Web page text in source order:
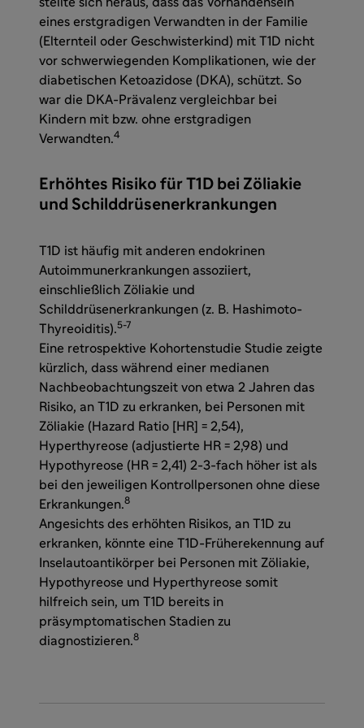
eines erstgradigen Verwandten in der Familie
(Elternteil oder Geschwisterkind) mit T1D nicht
vor schwerwiegenden Komplikationen, wie der
diabetischen Ketoazidose (DKA), schützt. So
war die DKA-Prävalenz vergleichbar bei
Kindern mit bzw. ohne erstgradigen
Verwandten.4
Erhöhtes Risiko für T1D bei Zöliakie
und Schilddrüsenerkrankungen
T1D ist häufig mit anderen endokrinen
Autoimmunerkrankungen assoziiert,
einschließlich Zöliakie und
Schilddrüsenerkrankungen (z. B. Hashimoto-
Thyreoiditis).5-7
Eine retrospektive Kohortenstudie Studie zeigte
kürzlich, dass während einer medianen
Nachbeobachtungszeit von etwa 2 Jahren das
Risiko, an T1D zu erkranken, bei Personen mit
Zöliakie (Hazard Ratio [HR] = 2,54),
Hyperthyreose (adjustierte HR = 2,98) und
Hypothyreose (HR = 2,41) 2-3-fach höher ist als
bei den jeweiligen Kontrollpersonen ohne diese
Erkrankungen.8
Angesichts des erhöhten Risikos, an T1D zu
erkranken, könnte eine T1D-Früherekennung auf
Inselautoantikörper bei Personen mit Zöliakie,
Hypothyreose und Hyperthyreose somit
hilfreich sein, um T1D bereits in
präsymptomatischen Stadien zu
diagnostizieren.8